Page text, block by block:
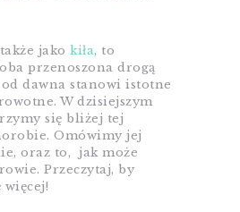
jako kiła, to
przenoszona drogą
dawna stanowi istotne
W dzisiejszym
się bliżej tej
Omówimy jej
oraz to, jak może
Przeczytaj, by